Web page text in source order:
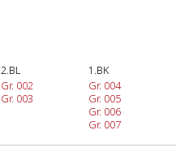
2.BL 1.BK
Gr. 002
Gr. 003
Gr. 004
Gr. 005
Gr. 006
Gr. 007